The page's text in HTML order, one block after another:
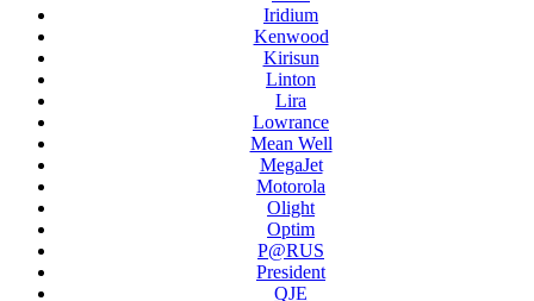
Iridium
Kenwood
Kirisun
Linton
Lira
Lowrance
Mean Well
MegaJet
Motorola
Olight
Optim
P@RUS
President
QJE